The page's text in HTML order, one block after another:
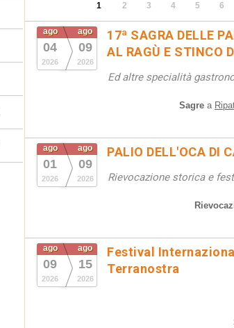
1 2 3 4 5 6
ago
04
2026
ago
09
2026
17ª SAGRA DELLE
AL RAGÙ E STINCO
Ed altre specialità
Sagre a
ago
01
2026
ago
09
2026
PALIO DELL'OCA DI
Rievocazione storica e
ago
09
2026
ago
15
2026
Festival
Terranostra